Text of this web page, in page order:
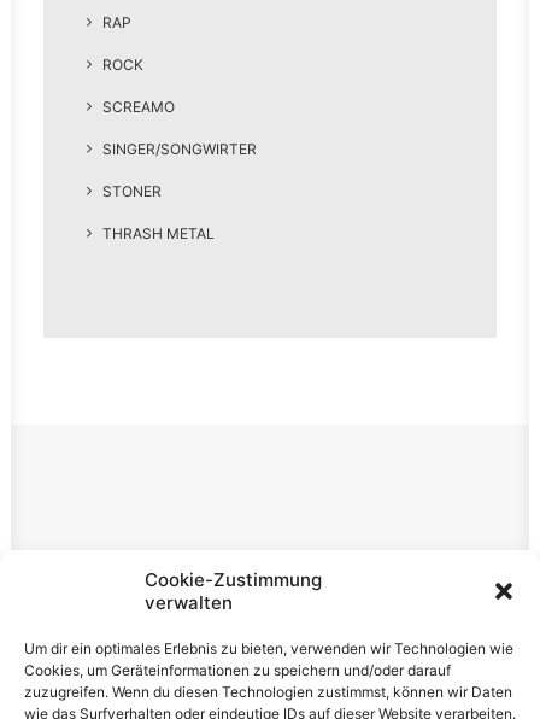
Cookie-Zustimmung
verwalten
Um dir ein optimales Erlebnis zu bieten, verwenden wir Technologien wie
Cookies, um Geräteinformationen zu speichern und/oder darauf
zuzugreifen. Wenn du diesen Technologien zustimmst, können wir Daten
wie das Surfverhalten oder eindeutige IDs auf dieser Website verarbeiten.
RAP
ROCK
SCREAMO
SINGER/SONGWIRTER
STONER
THRASH METAL
Rechtliches
Datenschutzerklärung
Cookie-Richtlinie (EU)